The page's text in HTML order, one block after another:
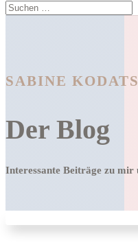
SABINE
Der Blog
Interessante Beiträge zu mir